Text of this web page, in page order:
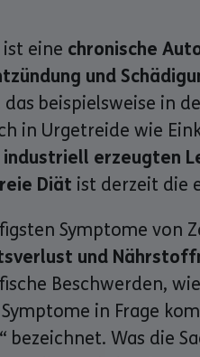
eine chronische
und
das beispielsweise in
in Urgetreide wie
industriell erzeugten
Diät ist derzeit die
Symptome von
und
Beschwerden,
in Frage
bezeichnet. Was die